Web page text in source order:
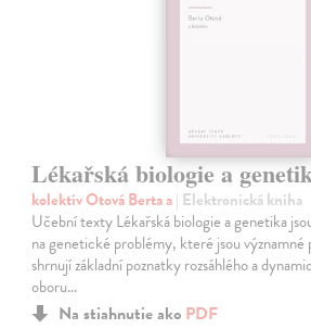
Lékařská biologie a
kolektív Otová Berta a| Elektronická kniha
Učební texty Lékařská biologie a genetika
na genetické problémy, které jsou
shrnují základní poznatky rozsáhlého a
oboru…
Na stiahnutie ako PDF